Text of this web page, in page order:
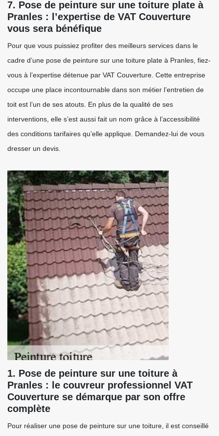
7. Pose de peinture sur une toiture plate à
Pranles : l’expertise de VAT Couverture
vous sera bénéfique
Pour que vous puissiez profiter des meilleurs services dans le
cadre d’une pose de peinture sur une toiture plate à Pranles, fiez-
vous à l’expertise détenue par VAT Couverture. Cette entreprise
occupe une place incontournable dans son métier l’entretien de
toit est l’un de ses atouts. En plus de la qualité de ses
interventions, elle s’est aussi fait un nom grâce à l’accessibilité
des conditions tarifaires qu’elle applique. Demandez-lui de vous
dresser un devis.
1. Pose de peinture sur une toiture à
Pranles : le couvreur professionnel VAT
Couverture se démarque par son offre
complète
Pour réaliser une pose de peinture sur une toiture, il est conseillé